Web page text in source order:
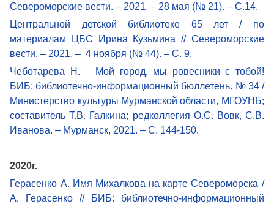
Североморские вести. – 2021. – 28 мая (№ 21). – С.14.
Центральной детской библиотеке 65 лет / по
материалам ЦБС Ирина Кузьмина // Североморские
вести. – 2021. – 4 ноября (№ 44). – С. 9.
Чеботарева Н. Мой город, мы ровесники с тобой!
БИБ: библиотечно-информационный бюллетень. № 34 /
Министерство культуры Мурманской области, МГОУНБ;
составитель Т.В. Галкина; редколлегия О.С. Вовк, С.В.
Иванова. – Мурманск, 2021. – С. 144-150.
2020г.
Герасенко А. Имя Михалкова на карте Североморска /
А. Герасенко // БИБ: библиотечно-информационный